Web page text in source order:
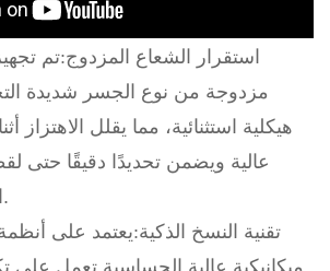
1). استقرار الشعاع المزدوج:تم
مزدوجة من نوع الجسر شديدة
هيكلية استثنائية، مما يقلل الاهتزاز
عالية ويضمن تحديدًا دقيقًا حتى
الكبيرة أو السميكة.
2) تقنية النسخ الذكية:يعتمد على